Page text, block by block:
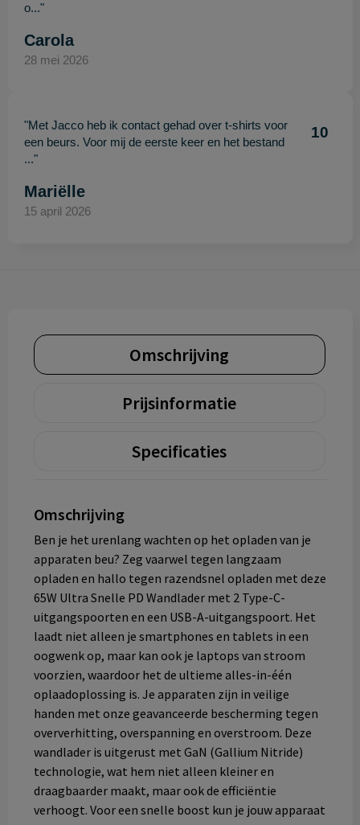
o..."
Carola
28 mei 2026
"Met Jacco heb ik contact gehad over t-shirts voor
een beurs. Voor mij de eerste keer en het bestand
..."
10
Mariëlle
15 april 2026
Omschrijving
Prijsinformatie
Specificaties
Omschrijving
Ben je het urenlang wachten op het opladen van je
apparaten beu? Zeg vaarwel tegen langzaam
opladen en hallo tegen razendsnel opladen met deze
65W Ultra Snelle PD Wandlader met 2 Type-C-
uitgangspoorten en een USB-A-uitgangspoort. Het
laadt niet alleen je smartphones en tablets in een
oogwenk op, maar kan ook je laptops van stroom
voorzien, waardoor het de ultieme alles-in-één
oplaadoplossing is. Je apparaten zijn in veilige
handen met onze geavanceerde bescherming tegen
oververhitting, overspanning en overstroom. Deze
wandlader is uitgerust met GaN (Gallium Nitride)
technologie, wat hem niet alleen kleiner en
draagbaarder maakt, maar ook de efficiëntie
verhoogt. Voor een snelle boost kun je jouw apparaat